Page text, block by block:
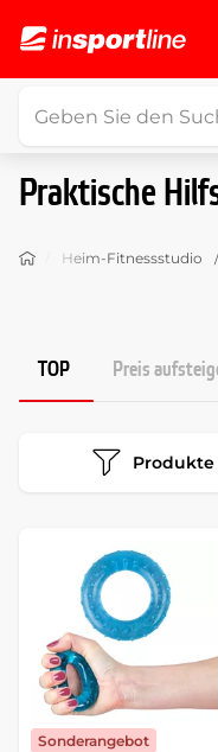
Praktische
Heim-Fitnessstudio
TOP Preis
Sonderangebot